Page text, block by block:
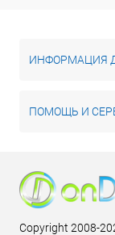
ИНФОРМАЦИЯ
ПОМОЩЬ И
Copyright 2008-